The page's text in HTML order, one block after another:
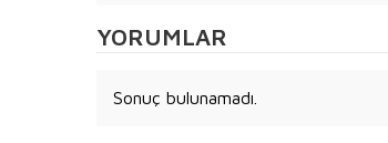
YORUMLAR
Sonuç bulunamadı.